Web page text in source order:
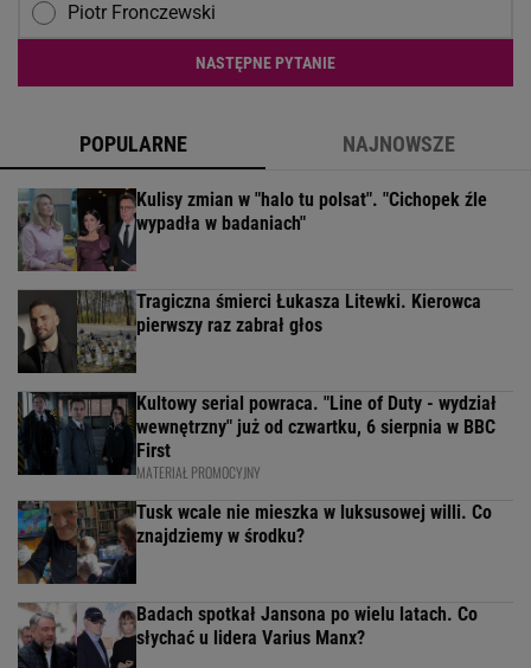
Piotr Fronczewski
NASTĘPNE PYTANIE
POPULARNE NAJNOWSZE
Kulisy zmian w "halo tu polsat". "Cichopek źle
wypadła w badaniach"
Tragiczna śmierci Łukasza Litewki. Kierowca
pierwszy raz zabrał głos
Kultowy serial powraca. "Line of Duty - wydział
wewnętrzny" już od czwartku, 6 sierpnia w BBC
First
MATERIAŁ PROMOCYJNY
Tusk wcale nie mieszka w luksusowej willi. Co
znajdziemy w środku?
Badach spotkał Jansona po wielu latach. Co
słychać u lidera Varius Manx?